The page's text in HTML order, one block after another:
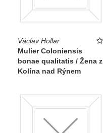
Václav Hollar
Mulier Coloniensis
bonae qualitatis / Žena z
Kolína nad Rýnem